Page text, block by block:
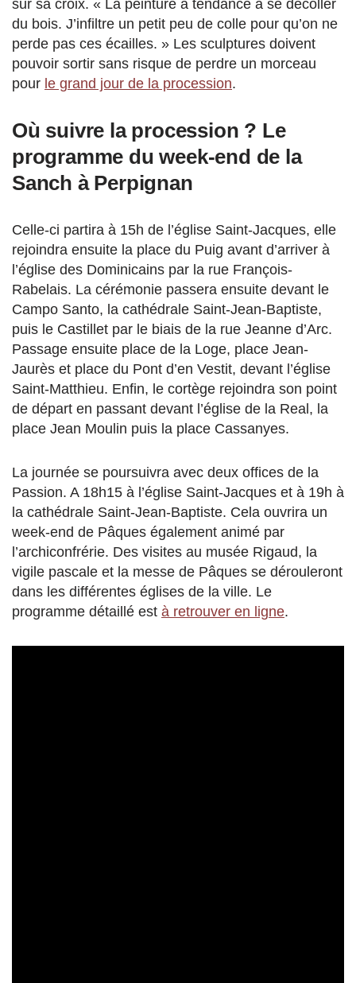
sur sa croix. « La peinture a tendance à se décoller
du bois. J’infiltre un petit peu de colle pour qu’on ne
perde pas ces écailles. » Les sculptures doivent
pouvoir sortir sans risque de perdre un morceau
pour le grand jour de la procession.
Où suivre la procession ? Le
programme du week-end de la
Sanch à Perpignan
Celle-ci partira à 15h de l’église Saint-Jacques, elle
rejoindra ensuite la place du Puig avant d’arriver à
l’église des Dominicains par la rue François-
Rabelais. La cérémonie passera ensuite devant le
Campo Santo, la cathédrale Saint-Jean-Baptiste,
puis le Castillet par le biais de la rue Jeanne d’Arc.
Passage ensuite place de la Loge, place Jean-
Jaurès et place du Pont d’en Vestit, devant l’église
Saint-Matthieu. Enfin, le cortège rejoindra son point
de départ en passant devant l’église de la Real, la
place Jean Moulin puis la place Cassanyes.
La journée se poursuivra avec deux offices de la
Passion. A 18h15 à l’église Saint-Jacques et à 19h à
la cathédrale Saint-Jean-Baptiste. Cela ouvrira un
week-end de Pâques également animé par
l’archiconfrérie. Des visites au musée Rigaud, la
vigile pascale et la messe de Pâques se dérouleront
dans les différentes églises de la ville. Le
programme détaillé est à retrouver en ligne.